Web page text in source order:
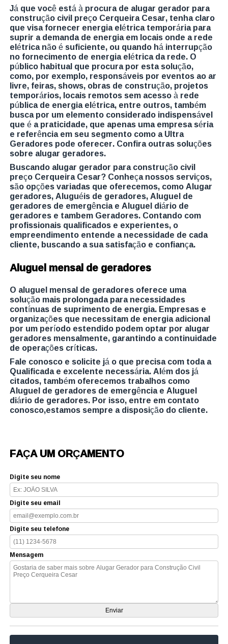
Já que você está à procura de alugar gerador para
construção civil preço Cerqueira Cesar, tenha claro
que visa fornecer energia elétrica temporária para
suprir a demanda de energia em locais onde a rede
elétrica não é suficiente, ou quando há interrupção
no fornecimento de energia elétrica da rede. O
público habitual que procura por esta solução,
como, por exemplo, responsáveis por eventos ao ar
livre, feiras, shows, obras de construção, projetos
temporários, locais remotos sem acesso à rede
pública de energia elétrica, entre outros, também
busca por um elemento considerado indispensável
que é a praticidade, que apenas uma empresa séria
e referência em seu segmento como a Ultra
Geradores pode oferecer. Confira outras soluções
sobre alugar geradores.
Buscando alugar gerador para construção civil
preço Cerqueira Cesar? Conheça nossos serviços,
são opções variadas que oferecemos, como Alugar
geradores, Aluguéis de geradores, Aluguel de
geradores de emergência e Aluguel diário de
geradores e tambem Geradores. Contando com
profissionais qualificados e experientes, o
empreendimento entende a necessidade de cada
cliente, buscando a sua satisfação e confiança.
Aluguel mensal de geradores
O aluguel mensal de geradores oferece uma
solução mais prolongada para necessidades
contínuas de suprimento de energia. Empresas e
organizações que necessitam de energia adicional
por um período estendido podem optar por alugar
geradores mensalmente, garantindo a continuidade
de operações críticas.
Fale conosco e solicite já o que precisa com toda a
Qualificada e excelente necessária. Além dos já
citados, também oferecemos trabalhos como
Aluguel de geradores de emergência e Aluguel
diário de geradores. Por isso, entre em contato
conosco,estamos sempre a disposição do cliente.
FAÇA UM ORÇAMENTO
Digite seu nome
Digite seu email
Digite seu telefone
Mensagem